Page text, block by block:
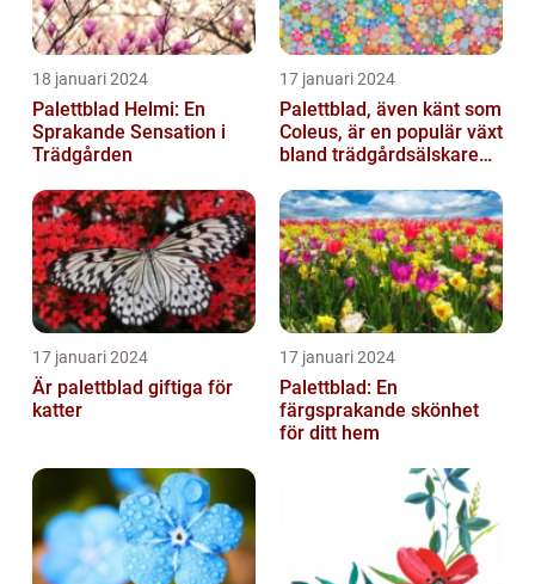
18 januari 2024
Palettblad Helmi: En
Sprakande Sensation i
Trädgården
17 januari 2024
Palettblad, även känt som
Coleus, är en populär växt
bland trädgårdsälskare
17 januari 2024
Är palettblad giftiga för
katter
17 januari 2024
Palettblad: En
färgsprakande skönhet
för ditt hem